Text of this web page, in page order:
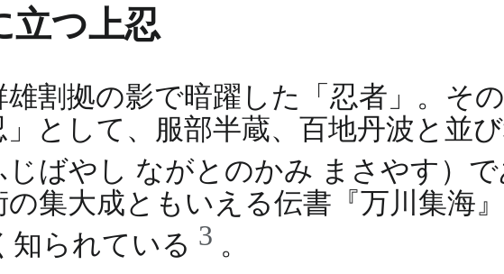
立つ上忍
雄割拠の影で暗躍した「忍者」。そ
として、服部半蔵、百地丹波と並
じばやし ながとのかみ まさやす）
集大成ともいえる伝書『万川集海
知られている 3 。